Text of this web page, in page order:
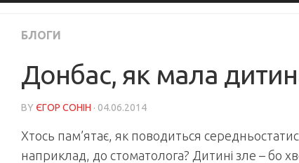
БЛОГИ
Донбас, як мала
BY ЄГОР СОНІН · 04.06.2014
Хтось пам’ятає, як поводиться
наприклад, до стоматолога? Дитині зле – бо